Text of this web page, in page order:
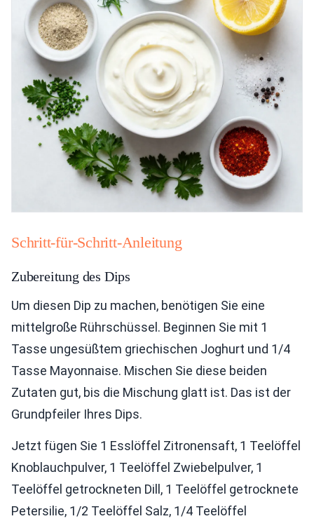
Schritt-für-Schritt-Anleitung
Zubereitung des Dips
Um diesen Dip zu machen, benötigen Sie eine
mittelgroße Rührschüssel. Beginnen Sie mit 1
Tasse ungesüßtem griechischen Joghurt und 1/4
Tasse Mayonnaise. Mischen Sie diese beiden
Zutaten gut, bis die Mischung glatt ist. Das ist der
Grundpfeiler Ihres Dips.
Jetzt fügen Sie 1 Esslöffel Zitronensaft, 1 Teelöffel
Knoblauchpulver, 1 Teelöffel Zwiebelpulver, 1
Teelöffel getrockneten Dill, 1 Teelöffel getrocknete
Petersilie, 1/2 Teelöffel Salz, 1/4 Teelöffel